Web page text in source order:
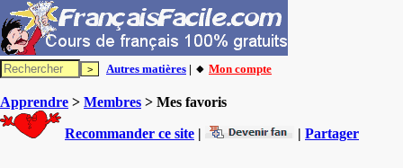
Autres matières | 🔸 Mon compte
Apprendre > Membres > Mes favoris
Recommander ce site | | Partager